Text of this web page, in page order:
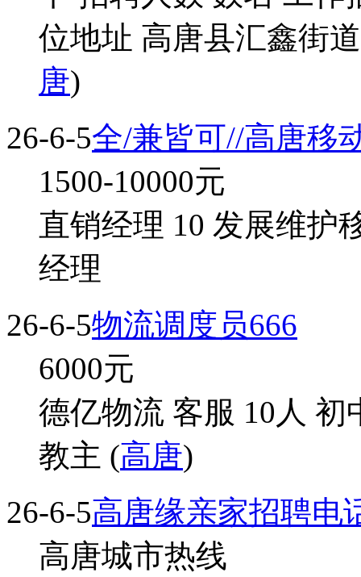
位地址 高唐县汇鑫街
唐)
26-6-5全/兼皆可//高唐移
1500-10000元
直销经理 10 发展维护
经理
26-6-5物流调度员666
6000元
德亿物流 客服 10人
教主 (高唐)
26-6-5高唐缘亲家招聘电
高唐城市热线